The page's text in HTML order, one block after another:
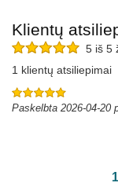
Klientų
5 iš 5
1 klientų atsiliepimai
Paskelbta 2026-04-20